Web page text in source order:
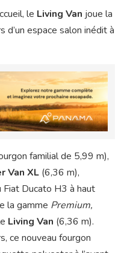
le Living Van joue la
d’un espace salon inédit à
familial de 5,99 m),
Van XL (6,36 m),
Ducato H3 à haut
la gamme Premium,
Living Van (6,36 m).
ce nouveau fourgon